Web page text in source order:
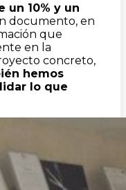
un 10% y un
documento, en
que
en la
concreto,
hemos
lo que